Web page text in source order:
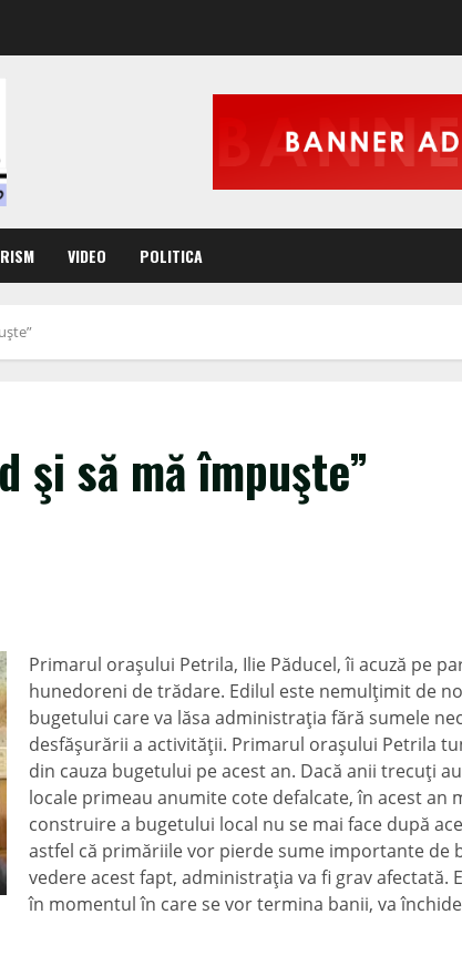
VIDEO POLITICA
şi să mă împuşte”
Primarul oraşului Petrila, Ilie Păducel, îi acuză pe
hunedoreni de trădare. Edilul este nemulţimit de
bugetului care va lăsa administraţia fără sumele
desfăşurării a activităţii. Primarul oraşului Petrila
din cauza bugetului pe acest an. Dacă anii trecuţi
locale primeau anumite cote defalcate, în acest an
construire a bugetului local nu se mai face după
astfel că primăriile vor pierde sume importante de
vedere acest fapt, administraţia va fi grav afectată.
în momentul în care se vor termina banii, va